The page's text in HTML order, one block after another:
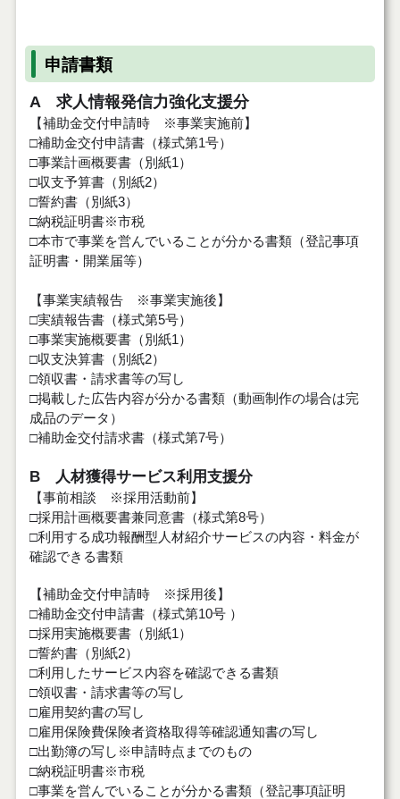
申請書類
A 求人情報発信力強化支援分
【補助金交付申請時 ※事業実施前】
□補助金交付申請書（様式第1号）
□事業計画概要書（別紙1）
□収支予算書（別紙2）
□誓約書（別紙3）
□納税証明書※市税
□本市で事業を営んでいることが分かる書類（登記事項
証明書・開業届等）
【事業実績報告 ※事業実施後】
□実績報告書（様式第5号）
□事業実施概要書（別紙1）
□収支決算書（別紙2）
□領収書・請求書等の写し
□掲載した広告内容が分かる書類（動画制作の場合は完
成品のデータ）
□補助金交付請求書（様式第7号）
B 人材獲得サービス利用支援分
【事前相談 ※採用活動前】
□採用計画概要書兼同意書（様式第8号）
□利用する成功報酬型人材紹介サービスの内容・料金が
確認できる書類
【補助金交付申請時 ※採用後】
□補助金交付申請書（様式第10号 ）
□採用実施概要書（別紙1）
□誓約書（別紙2）
□利用したサービス内容を確認できる書類
□領収書・請求書等の写し
□雇用契約書の写し
□雇用保険費保険者資格取得等確認通知書の写し
□出勤簿の写し※申請時点までのもの
□納税証明書※市税
□事業を営んでいることが分かる書類（登記事項証明